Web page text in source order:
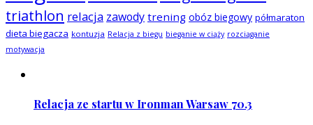
triathlon relacja zawody trening obóz biegowy półmaraton
dieta biegacza kontuzja Relacja z biegu bieganie w ciąży rozciąganie
motywacja
Relacja ze startu w Ironman Warsaw 70.3